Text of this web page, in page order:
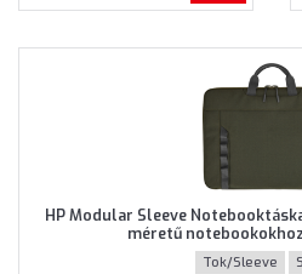
HP Modular Sleeve
méretű
Tok/Sleeve